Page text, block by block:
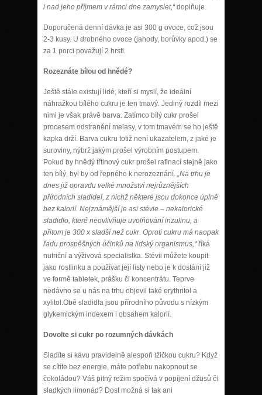
i nad jeho příjmem v rámci dne zamyslet,“doplňuje.
Doporučená denní dávka je asi 300 g ovoce, což jsou
2-3 kusy. U drobného ovoce (jahody, borůvky apod.) se
za 1 porci považují 2 hrsti.
Rozeznáte bílou od hnědé?
Ještě stále existují lidé, kteří si myslí, že ideální
náhražkou bílého cukru je ten tmavý. Jediný rozdíl mezi
nimi je však právě barva. Zatímco bílý cukr prošel
procesem odstranění melasy, v tom tmavém se ho ještě
kapka drží. Barva cukru totiž není ukazatelem, z jaké je
suroviny, nýbrž jakým prošel výrobním postupem.
Pokud by hnědý třtinový cukr prošel rafinací stejně jako
ten bílý, byl by od řepného k nerozeznání. „Na trhu je
dnes již opravdu velké množství nejrůznějších
přírodních sladidel, z nichž některé jsou dokonce úplně
bez kalorií. Nejznámější je asi stévie – nekalorické
sladidlo, které neovlivňuje uvolňování inzulinu, a
přitom je 300 x sladší než cukr. Oproti cukru má naopak
řadu prospěšných účinků na lidský organismus,“říká
nutriční a výživová specialistka. Stévii můžete koupit
jako rostlinku a používat její listy nebo je k dostání již
ve formě tabletek, prášku či koncentrátu. Teprve
nedávno se u nás na trhu objevil také erythritol a
xylitol.Obě sladidla jsou přírodního původu s nízkým
glykemickým indexem i obsahem kalorií.
Dovolte si cukr po rozumných dávkách
Sladíte si kávu pravidelně alespoň lžičkou cukru? Když
se cítíte bez energie, máte potřebu nakopnout se
čokoládou? Váš pitný režim spočívá v popíjení džusů či
sladkých limonád? Dost možná si tak ani